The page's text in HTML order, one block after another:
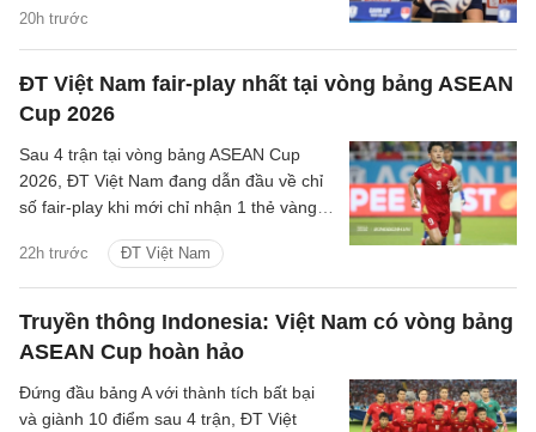
20h trước
vào bán kết ASEAN Cup 2026, mà còn
nhất khu vực.
ĐT Việt Nam fair-play nhất tại vòng bảng ASEAN
Cup 2026
22h trước ĐT Việt Nam
Sau 4 trận tại vòng bảng ASEAN Cup
2026, ĐT Việt Nam đang dẫn đầu về chỉ
số fair-play khi mới chỉ nhận 1 thẻ vàng
Truyền thông Indonesia: Việt Nam có vòng bảng
ASEAN Cup hoàn hảo
Đứng đầu bảng A với thành tích bất bại
và giành 10 điểm sau 4 trận, ĐT Việt